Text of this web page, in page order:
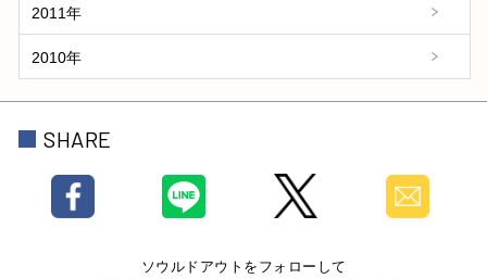
2011年
2010年
SHARE
ソウルドアウトをフォローして